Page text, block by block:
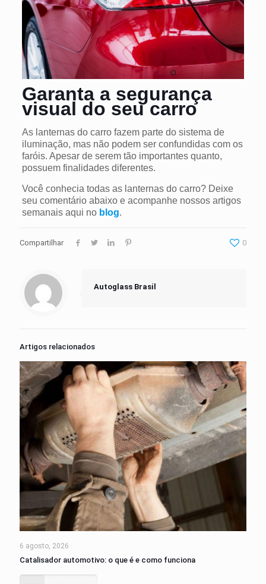
Garanta a segurança
visual do seu carro
As lanternas do carro fazem parte do sistema de
iluminação, mas não podem ser confundidas com os
faróis. Apesar de serem tão importantes quanto,
possuem finalidades diferentes.
Você conhecia todas as lanternas do carro? Deixe
seu comentário abaixo e acompanhe nossos artigos
semanais aqui no blog.
Compartilhar 0
Autoglass Brasil
Artigos relacionados
6 agosto, 2026
Catalisador automotivo: o que é e como funciona